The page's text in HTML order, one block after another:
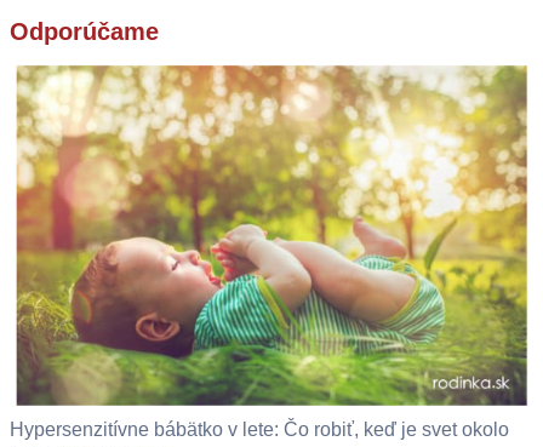
Odporúčame
Hypersenzitívne bábätko v lete: Čo robiť, keď je svet okolo